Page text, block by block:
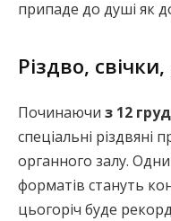
припаде до душі як
Різдво,
Починаючи з 12
спеціальні різдвяні
органного залу.
форматів стануть
цьогоріч буде